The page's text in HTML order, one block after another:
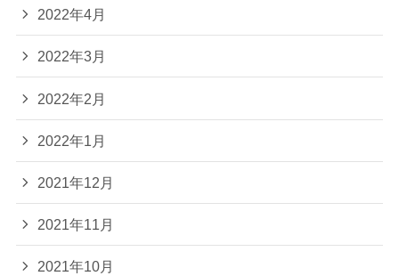
2022年4月
2022年3月
2022年2月
2022年1月
2021年12月
2021年11月
2021年10月